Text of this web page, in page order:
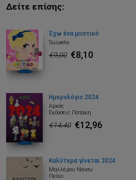
Δείτε επίσης:
Έχω ένα μυστικό
Susaeta
€9,00 €8,10
Ημερολόγιο 2024
Αρκάς
Εκδόσεις Πατάκη
€14,40 €12,96
Καλύτερα γίνεται 2024
Μαλλέρου Νάνσυ
Πεδίο